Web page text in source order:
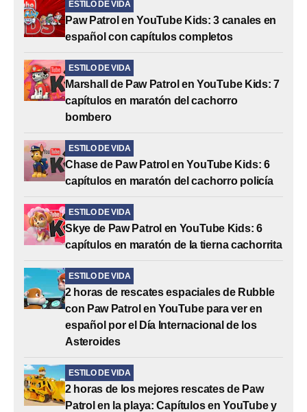
ESTILO DE VIDA
Paw Patrol en YouTube Kids: 3 canales en
español con capítulos completos
ESTILO DE VIDA
Marshall de Paw Patrol en YouTube Kids: 7
capítulos en maratón del cachorro
bombero
ESTILO DE VIDA
Chase de Paw Patrol en YouTube Kids: 6
capítulos en maratón del cachorro policía
ESTILO DE VIDA
Skye de Paw Patrol en YouTube Kids: 6
capítulos en maratón de la tierna cachorrita
ESTILO DE VIDA
2 horas de rescates espaciales de Rubble
con Paw Patrol en YouTube para ver en
español por el Día Internacional de los
Asteroides
ESTILO DE VIDA
2 horas de los mejores rescates de Paw
Patrol en la playa: Capítulos en YouTube y